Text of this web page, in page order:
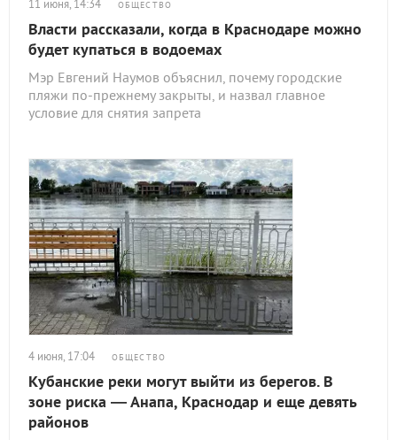
11 июня, 14:34 ОБЩЕСТВО
Власти рассказали, когда в Краснодаре можно
будет купаться в водоемах
Мэр Евгений Наумов объяснил, почему городские
пляжи по-прежнему закрыты, и назвал главное
условие для снятия запрета
4 июня, 17:04 ОБЩЕСТВО
Кубанские реки могут выйти из берегов. В
зоне риска — Анапа, Краснодар и еще девять
районов